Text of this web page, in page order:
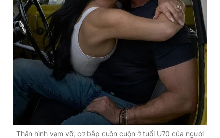
Thân hình vạm vỡ, cơ bắp cuồn cuộn ở tuổi U70 của người